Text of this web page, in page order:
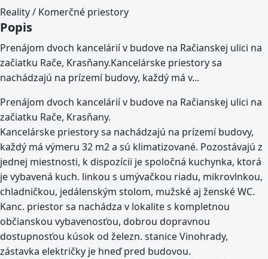
Reality / Komerčné priestory
Popis
Prenájom dvoch kancelárií v budove na Račianskej ulici na
začiatku Rače, Krasňany.Kancelárske priestory sa
nachádzajú na prízemí budovy, každý má v...
Prenájom dvoch kancelárií v budove na Račianskej ulici na
začiatku Rače, Krasňany.
Kancelárske priestory sa nachádzajú na prízemí budovy,
každý má výmeru 32 m2 a sú klimatizované. Pozostávajú z
jednej miestnosti, k dispozícii je spoločná kuchynka, ktorá
je vybavená kuch. linkou s umývačkou riadu, mikrovlnkou,
chladničkou, jedálenským stolom, mužské aj ženské WC.
Kanc. priestor sa nachádza v lokalite s kompletnou
občianskou vybavenosťou, dobrou dopravnou
dostupnosťou kúsok od železn. stanice Vinohrady,
zástavka električky je hneď pred budovou.